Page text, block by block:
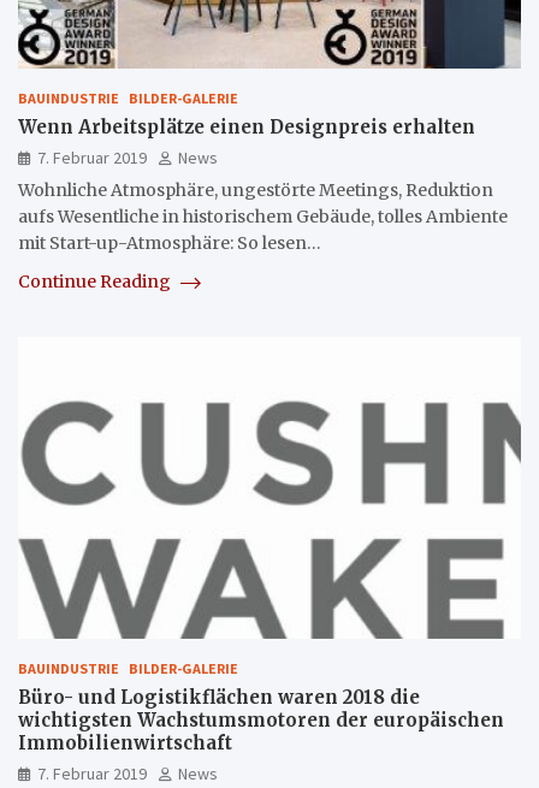
BAUINDUSTRIE BILDER-GALERIE
Wenn Arbeitsplätze einen Designpreis erhalten
7. Februar 2019
News
Wohnliche Atmosphäre, ungestörte Meetings, Reduktion
aufs Wesentliche in historischem Gebäude, tolles Ambiente
mit Start-up-Atmosphäre: So lesen…
Continue Reading
BAUINDUSTRIE BILDER-GALERIE
Büro- und Logistikflächen waren 2018 die
wichtigsten Wachstumsmotoren der europäischen
Immobilienwirtschaft
7. Februar 2019 News